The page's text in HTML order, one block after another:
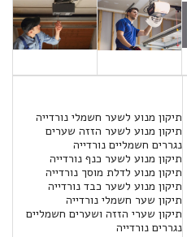
תיקון מנוע לשער חשמלי נורדייה
תיקון מנוע לשער הזזה שערים
נגררים חשמליים נורדייה
תיקון מנוע לשער כנף נורדייה
תיקון מנוע לדלת מוסך נורדייה
תיקון מנוע לשער כבד נורדייה
תיקון שער חשמלי נורדייה
תיקון שערי הזזה ושערים חשמליים
נגררים נורדייה